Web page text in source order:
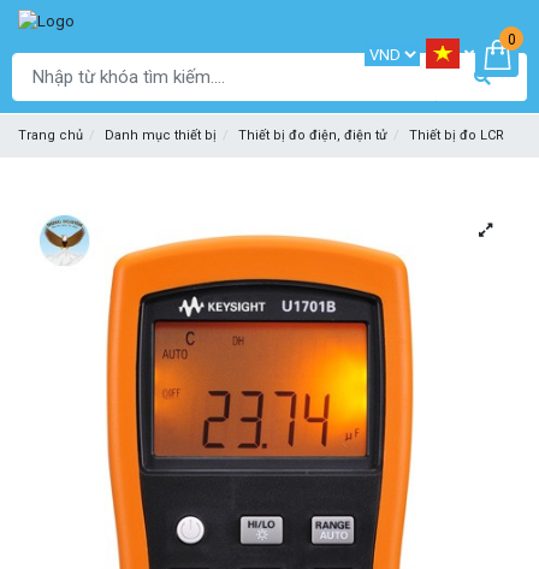
0
Trang chủ Danh mục thiết bị Thiết bị đo điện, điện tử Thiết bị đo LCR